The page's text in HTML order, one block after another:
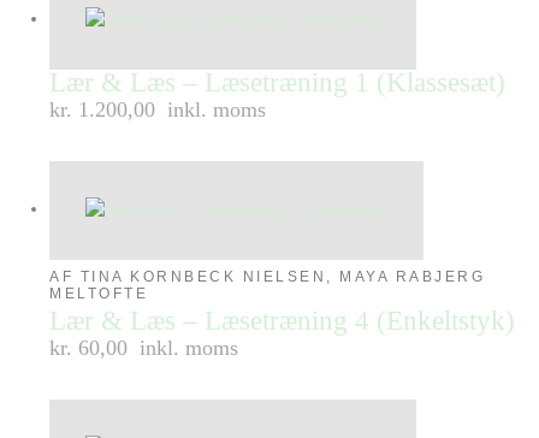
Lær & Læs – Læsetræning 1 (Klassesæt)
kr. 1.200,00 inkl. moms
AF TINA KORNBECK NIELSEN, MAYA RABJERG
MELTOFTE
Lær & Læs – Læsetræning 4 (Enkeltstyk)
kr. 60,00 inkl. moms